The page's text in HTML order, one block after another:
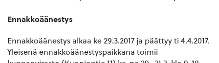
Ennakkoäänestys
Ennakkoäänestys alkaa ke 29.3.2017 ja päättyy ti 4.4.2017.
Yleisenä ennakkoäänestyspaikkana toimii